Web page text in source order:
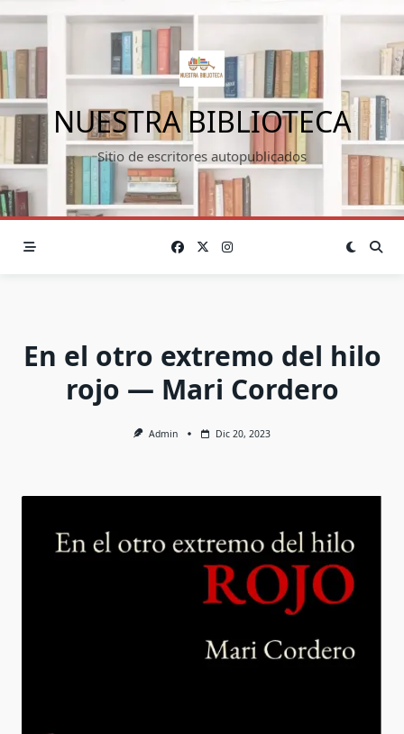
contenido
NUESTRA BIBLIOTECA
Sitio de escritores autopublicados
En el otro extremo del hilo
rojo — Mari Cordero
Admin Dic 20, 2023